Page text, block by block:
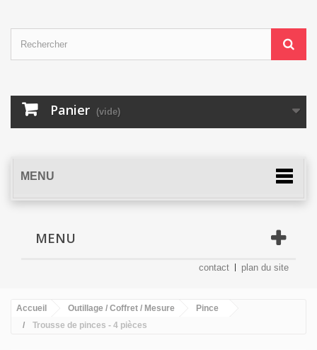
Panier (vide)
MENU
MENU
contact plan du site
Accueil Outillage / Coffret / Mesure
Pince
Trousse de pinces - 4 pièces